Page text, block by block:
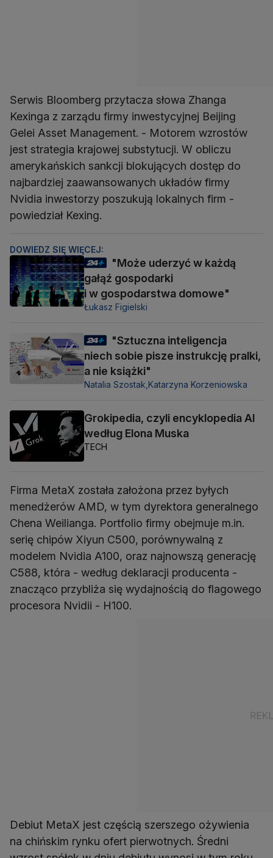
Serwis Bloomberg przytacza słowa Zhanga
Kexinga z zarządu firmy inwestycyjnej Beijing
Gelei Asset Management. - Motorem wzrostów
jest strategia krajowej substytucji. W obliczu
amerykańskich sankcji blokujących dostęp do
najbardziej zaawansowanych układów firmy
Nvidia inwestorzy poszukują lokalnych firm -
powiedział Kexing.
DOWIEDZ SIĘ WIĘCEJ:
"Może uderzyć w każdą
gałąź gospodarki
i w gospodarstwa domowe"
Łukasz Figielski
"Sztuczna inteligencja
niech sobie pisze instrukcję pralki,
a nie książki"
Natalia Szostak, Katarzyna Korzeniowska
Grokipedia, czyli encyklopedia AI
według Elona Muska
TECH
Firma MetaX została założona przez byłych
menedżerów AMD, w tym dyrektora generalnego
Chena Weilianga. Portfolio firmy obejmuje m.in.
serię chipów Xiyun C500, porównywalną z
modelem Nvidia A100, oraz najnowszą generację
C588, która - według deklaracji producenta -
znacząco przybliża się wydajnością do flagowego
procesora Nvidii - H100.
Debiut MetaX jest częścią szerszego ożywienia
na chińskim rynku ofert pierwotnych. Średni